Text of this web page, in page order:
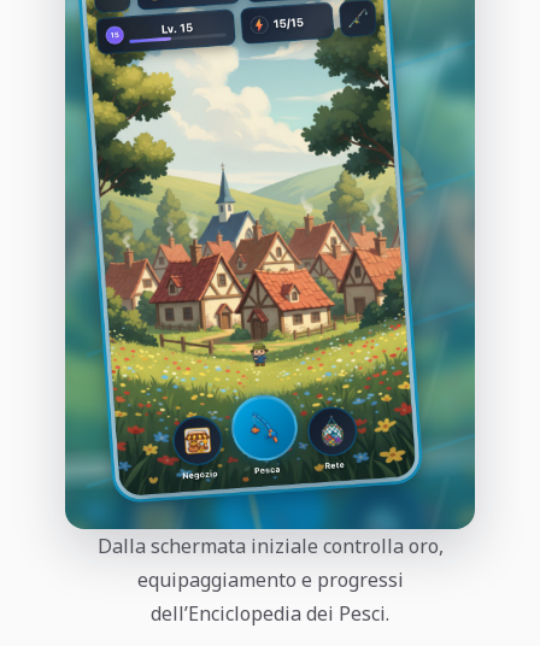
Dalla schermata iniziale controlla oro,
equipaggiamento e progressi
dell’Enciclopedia dei Pesci.